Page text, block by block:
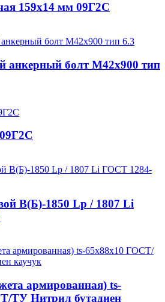
159x14 мм 09Г2С
анкерный болт М42x900 тип
В(Б)-1850 Lp / 1807 Li
армированная) ts-
ТУ Нитрил бутадиен